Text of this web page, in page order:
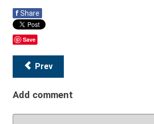
f Share
Save
Prev
Add comment